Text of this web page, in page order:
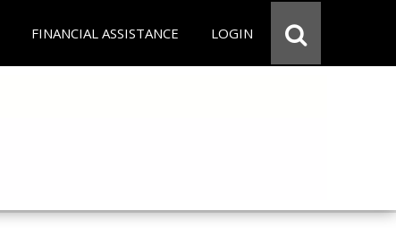
FINANCIAL ASSISTANCE LOGIN